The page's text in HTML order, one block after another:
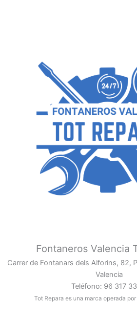
Fontaneros Valencia
Carrer de Fontanars dels Alforins, 82,
Valencia
Teléfono: 96 317
Tot Repara es una marca operada